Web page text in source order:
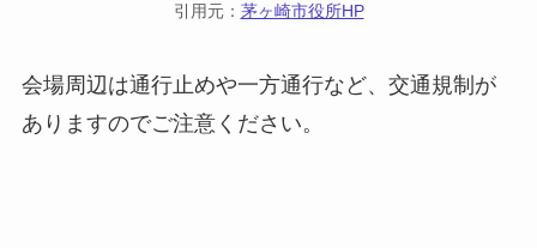
引用元： 茅ヶ崎市役所HP
会場周辺は通行止めや一方通行など、交通規制が
ありますのでご注意ください。